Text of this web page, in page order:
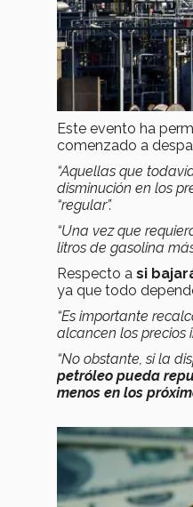
Este evento ha
comenzado a
“Aquellas que
disminución en los
“regular”.
“Una vez que
litros de gasolina
Respecto a si
ya que todo
“Es importante
alcancen los precios
“No obstante, si la
petróleo pueda
menos en los